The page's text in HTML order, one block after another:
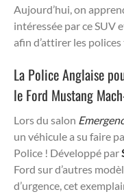
Aujourd’hui, on
intéressée par ce SUV
afin d’attirer les
La Police Anglaise
le Ford Mustang
Lors du salon
un véhicule a su faire
Police ! Développé par
Ford sur d’autres
d’urgence, cet